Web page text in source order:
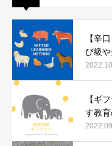
【辛
び級や
【ギ
す教育
りま